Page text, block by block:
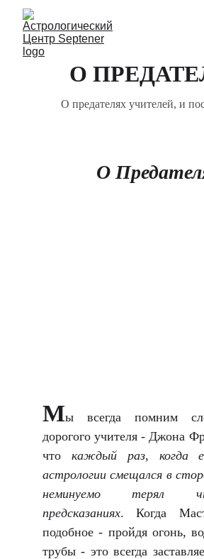
О
О предателях учителей, и
О
Мы всегда помним
дорогого учителя - Джона
что каждый раз, когда
астрологии смещался в
неминуемо терял
предсказаниях. Когда
подобное - пройдя огонь,
трубы - это всегда